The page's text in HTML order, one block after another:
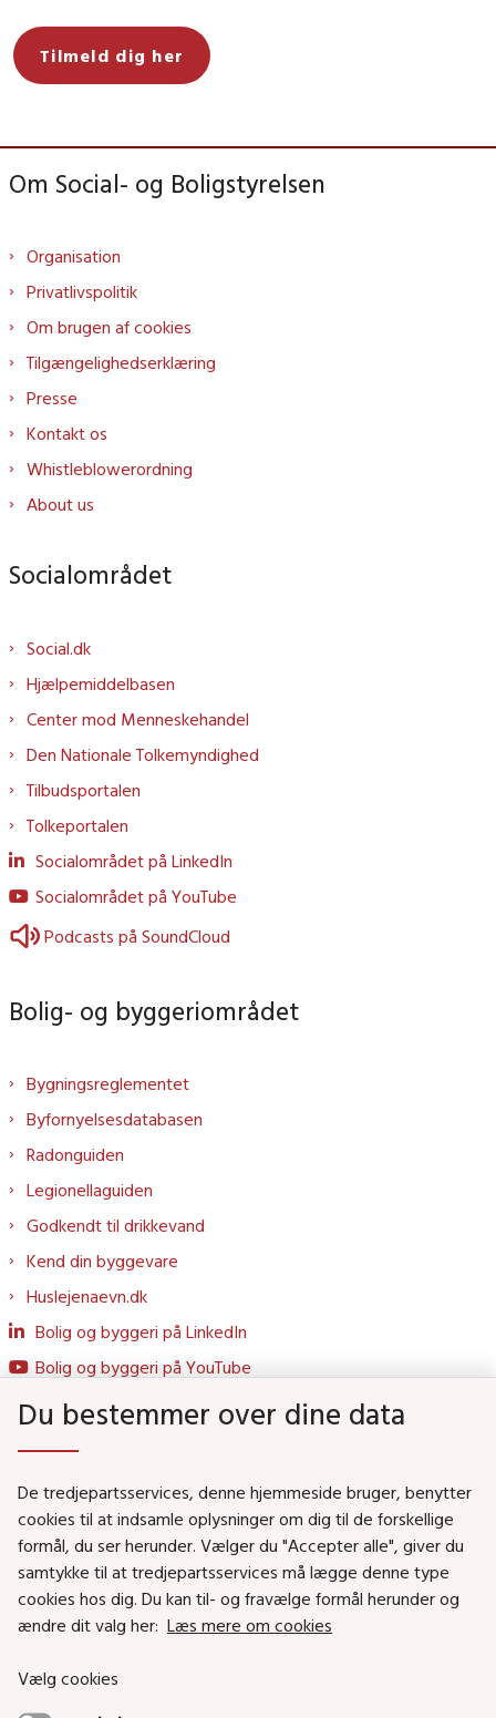
Tilmeld dig her
Om Social- og Boligstyrelsen
Organisation
Privatlivspolitik
Om brugen af cookies
Tilgængelighedserklæring
Presse
Kontakt os
Whistleblowerordning
About us
Socialområdet
Social.dk
Hjælpemiddelbasen
Center mod Menneskehandel
Den Nationale Tolkemyndighed
Tilbudsportalen
Tolkeportalen
Socialområdet på LinkedIn
Socialområdet på YouTube
Podcasts på SoundCloud
Bolig- og byggeriområdet
Bygningsreglementet
Byfornyelsesdatabasen
Radonguiden
Legionellaguiden
Godkendt til drikkevand
Kend din byggevare
Huslejenaevn.dk
Bolig og byggeri på LinkedIn
Bolig og byggeri på YouTube
Social- og Boligministeriet
Job i Social- og Boligstyrelsen
Puljer og tilskud
Nyhedsbreve
Social- og Boligstyrelsens nyheder som RSS feed
Du bestemmer over dine data
De tredjepartsservices, denne hjemmeside bruger, benytter
cookies til at indsamle oplysninger om dig til de forskellige
formål, du ser herunder. Vælger du "Accepter alle", giver du
samtykke til at tredjepartsservices må lægge denne type
cookies hos dig. Du kan til- og fravælge formål herunder og
ændre dit valg her: Læs mere om cookies
Vælg cookies